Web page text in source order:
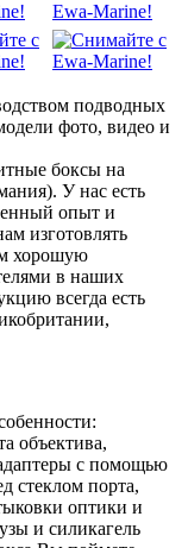
подводных
фото, видео и
боксы на
У нас есть
опыт и
изготовлять
хорошую
в наших
всегда есть
объектива,
с помощью
стеклом порта,
оптики и
и силикагель